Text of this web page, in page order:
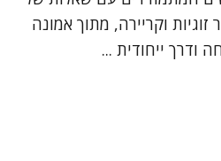
וקריירה, מתוך אמונה
ודרך ייחודית ...